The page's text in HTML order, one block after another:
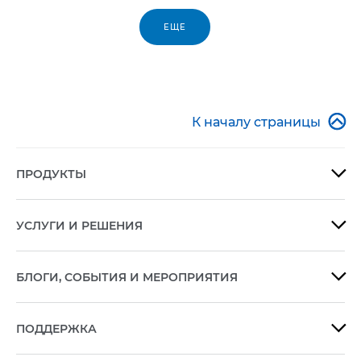
ЕЩЕ
К началу страницы 
ПРОДУКТЫ 
УСЛУГИ И РЕШЕНИЯ 
БЛОГИ, СОБЫТИЯ И МЕРОПРИЯТИЯ 
ПОДДЕРЖКА 